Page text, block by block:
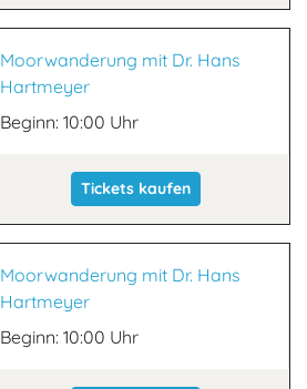
Moorwanderung mit Dr. Hans
Hartmeyer
Beginn: 10:00 Uhr
Tickets kaufen
Moorwanderung mit Dr. Hans
Hartmeyer
Beginn: 10:00 Uhr